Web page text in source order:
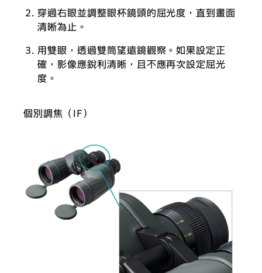
穿過右眼並調整眼杯鏡頭的屈光度，直到畫面
清晰為止。
用雙眼，透過雙筒望遠鏡觀察。如果設定正
確，影像應銳利清晰，且不應再次設定屈光
度。
個別調焦（IF）